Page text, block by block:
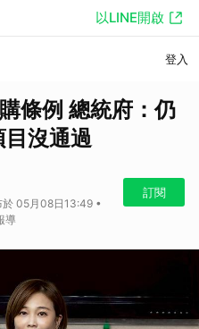
以LINE開啟
登入
條例 總統府：仍
沒通過
05月08日13:49 •
導
訂閱